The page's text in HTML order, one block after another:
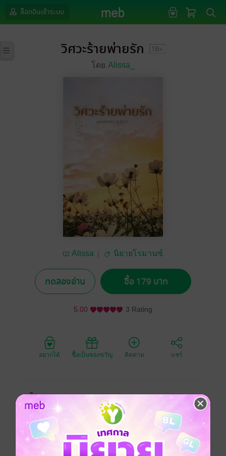
ล็อกอินเข้าระบบ
วิศวะร้ายพ่ายรัก
โดย Alissa_
Alissa นิยายโรมานซ์
ทดลองอ่าน ซื้อ 179 บาท
5.00 3 Rating
อยากได้ ซื้อเป็นของขวัญ ติดตาม แชร์
เสือ
หนุ่มวิศวะหน้าดุสุดหล่อและมีเสน่ห์
น้ำตาล
สาวน้อย ทั้งน่ารักและแสนสวย ตาแป๋ว
โรมานซ์